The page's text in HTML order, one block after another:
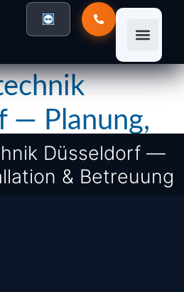
— Planung,
& Betreuung
Düsseldorf —
& Betreuung